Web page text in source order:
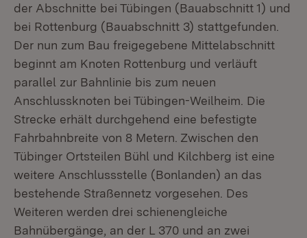
der Abschnitte bei Tübingen (Bauabschnitt 1) und
bei Rottenburg (Bauabschnitt 3) stattgefunden.
Der nun zum Bau freigegebene Mittelabschnitt
beginnt am Knoten Rottenburg und verläuft
parallel zur Bahnlinie bis zum neuen
Anschlussknoten bei Tübingen-Weilheim. Die
Strecke erhält durchgehend eine befestigte
Fahrbahnbreite von 8 Metern. Zwischen den
Tübinger Ortsteilen Bühl und Kilchberg ist eine
weitere Anschlussstelle (Bonlanden) an das
bestehende Straßennetz vorgesehen. Des
Weiteren werden drei schienengleiche
Bahnübergänge, an der L 370 und an zwei